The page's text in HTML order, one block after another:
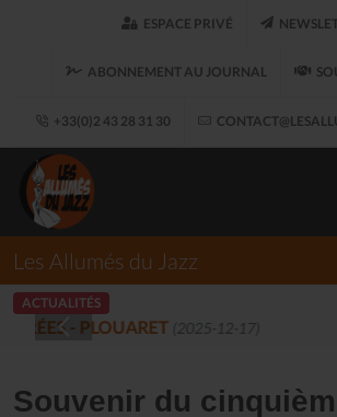
ESPACE PRIVÉ
ABONNEMENT AU JOURNAL
+33(0)2 43 28 31 30
Les Allumés du Jazz
ACTUALITÉS
LES ALLUMÉS DU JAZZ
Souvenir du